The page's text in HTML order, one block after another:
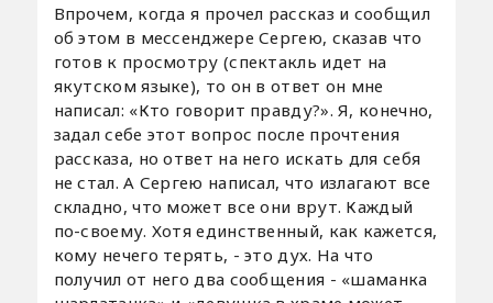
Впрочем, когда я прочел рассказ и сообщил
об этом в мессенджере Сергею, сказав что
готов к просмотру (спектакль идет на
якутском языке), то он в ответ он мне
написал: «Кто говорит правду?». Я, конечно,
задал себе этот вопрос после прочтения
рассказа, но ответ на него искать для себя
не стал. А Сергею написал, что излагают все
складно, что может все они врут. Каждый
по-своему. Хотя единственный, как кажется,
кому нечего терять, - это дух. На что
получил от него два сообщения - «шаманка